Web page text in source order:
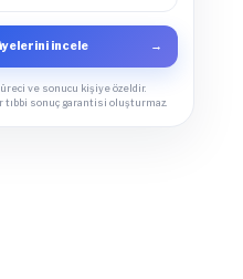
incele →
ve sonucu kişiye özeldir.
tıbbi sonuç garantisi oluşturmaz.